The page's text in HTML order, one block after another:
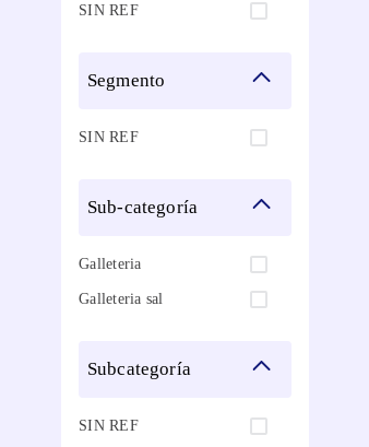
SIN REF
segmento
SIN REF
sub-categoría
Galleteria
Galleteria sal
subcategoría
SIN REF